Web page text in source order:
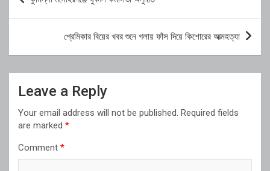
navigation
প্রেমিকার বিয়ের খবর শুনে গলায় ফাঁস দিয়ে কিশোরের আত্মহত্যা
Leave a Reply
Your email address will not be published. Required fields
are marked *
Comment *